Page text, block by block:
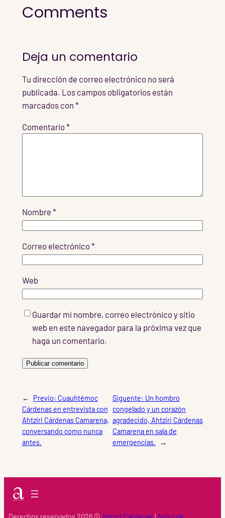
Comments
Deja un comentario
Tu dirección de correo electrónico no será
publicada. Los campos obligatorios están
marcados con *
Comentario *
Nombre *
Correo electrónico *
Web
Guardar mi nombre, correo electrónico y sitio
web en este navegador para la próxima vez que
haga un comentario.
← Previo: Cuauhtémoc
Cárdenas en entrevista con
Ahtziri Cárdenas Camarena,
conversando como nunca
antes.
Siguente: Un hombro
congelado y un corazón
agradecido, Ahtziri Cárdenas
Camarena en sala de
emergencias.
→